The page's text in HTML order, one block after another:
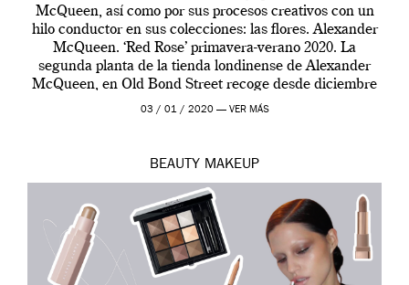
McQueen, así como por sus procesos creativos con un
hilo conductor en sus colecciones: las flores. Alexander
McQueen. ‘Red Rose’ primavera-verano 2020. La
segunda planta de la tienda londinense de Alexander
McQueen, en Old Bond Street recoge desde diciembre
de 2019 hasta final de abril […]
03 / 01 / 2020 — VER MÁS
BEAUTY MAKEUP